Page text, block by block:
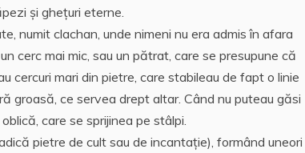
şi gheţuri eterne.
numit clachan, unde nimeni nu era admis în afara
cerc mai mic, sau un pătrat, care se presupune că
cercuri mari din pietre, care stabileau de fapt o linie
groasă, ce servea drept altar. Când nu puteau găsi
care se sprijinea pe stâlpi.
pietre de cult sau de incantaţie), formând uneori